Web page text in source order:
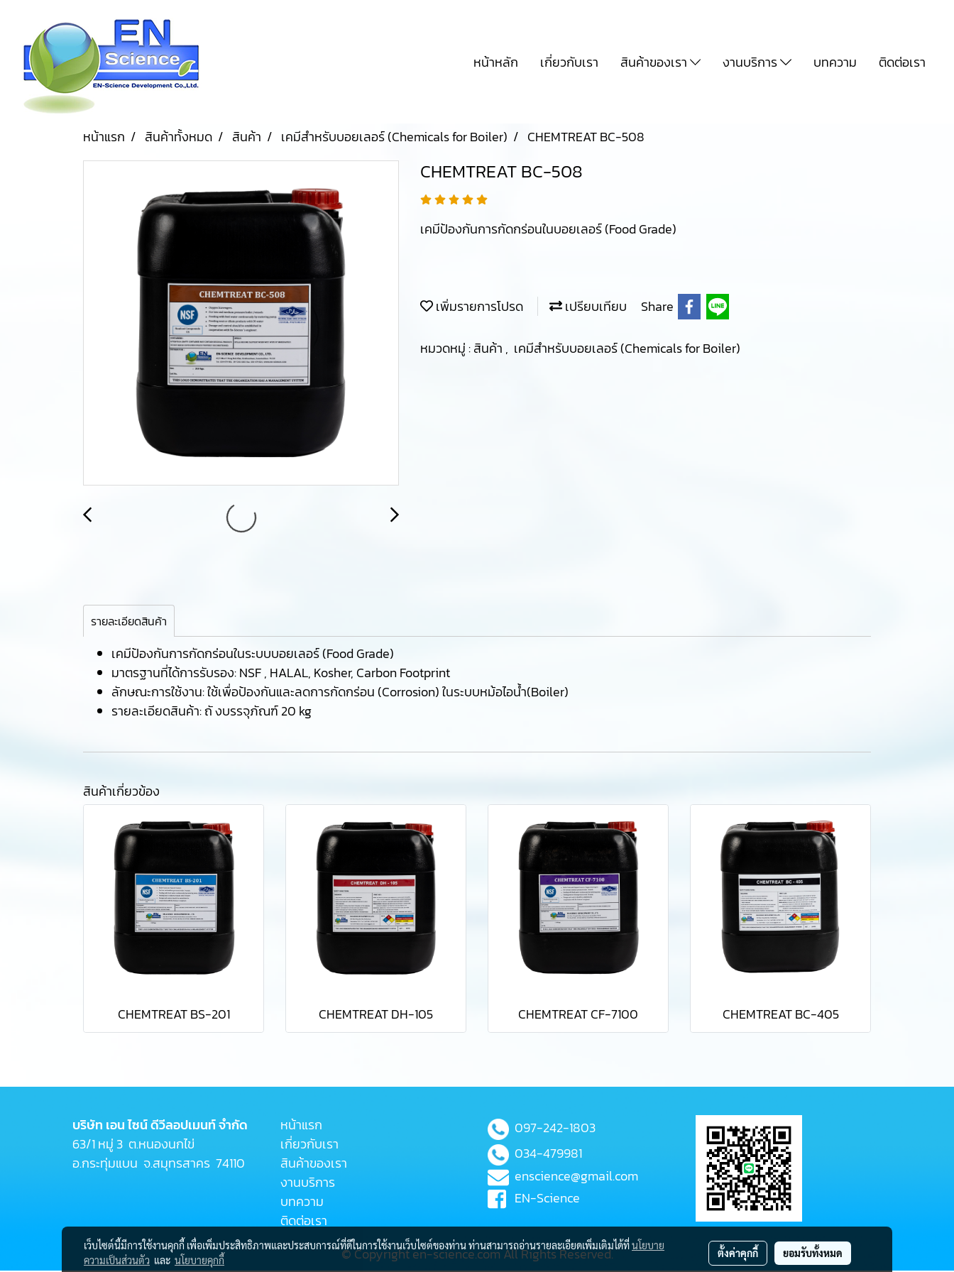
หน้าหลัก เกี่ยวกับเรา สินค้าของเรา งานบริการ บทความ ติดต่อเรา
หน้าแรก สินค้าทั้งหมด สินค้า เคมีสำหรับบอยเลอร์ (Chemicals for Boiler) CHEMTREAT BC-508
CHEMTREAT BC-508
เคมีป้องกันการกัดกร่อนในบอยเลอร์ (Food Grade)
เพิ่มรายการโปรด เปรียบเทียบ Share
หมวดหมู่ :สินค้า , เคมีสำหรับบอยเลอร์ (Chemicals for Boiler)
รายละเอียดสินค้า
เคมีป้องกันการกัดกร่อนในระบบบอยเลอร์ (Food Grade)
มาตรฐานที่ได้การรับรอง: NSF , HALAL, Kosher, Carbon Footprint
ลักษณะการใช้งาน: ใช้เพื่อป้องกันและลดการกัดกร่อน (Corrosion) ในระบบหม้อไอน้ำ(Boiler)
รายละเอียดสินค้า: ถั งบรรจุภัณฑ์ 20 kg
สินค้าเกี่ยวข้อง
CHEMTREAT BS-201 CHEMTREAT DH-105 CHEMTREAT CF-7100 CHEMTREAT BC-405
บริษัท เอน ไซน์ ดีวีลอปเมนท์ จำกัด
63/1 หมู่ 3 ต.หนองนกไข่
อ.กระทุ่มแบน จ.สมุทรสาคร 74110
หน้าแรก
เกี่ยวกับเรา
สินค้าของเรา
งานบริการ
บทความ
ติดต่อเรา
097-242-1803
034-479981
enscience@gmail.com
EN-Science
© Copyright en-science.com All Rights Reserved.
เว็บไซต์นี้มีการใช้งานคุกกี้ เพื่อเพิ่มประสิทธิภาพและประสบการณ์ที่ดีในการใช้งานเว็บไซต์ของท่าน ท่านสามารถอ่านรายละเอียดเพิ่มเติมได้ที่นโยบาย
ความเป็นส่วนตัว และ นโยบายคุกกี้
ตั้งค่าคุกกี้ ยอมรับทั้งหมด